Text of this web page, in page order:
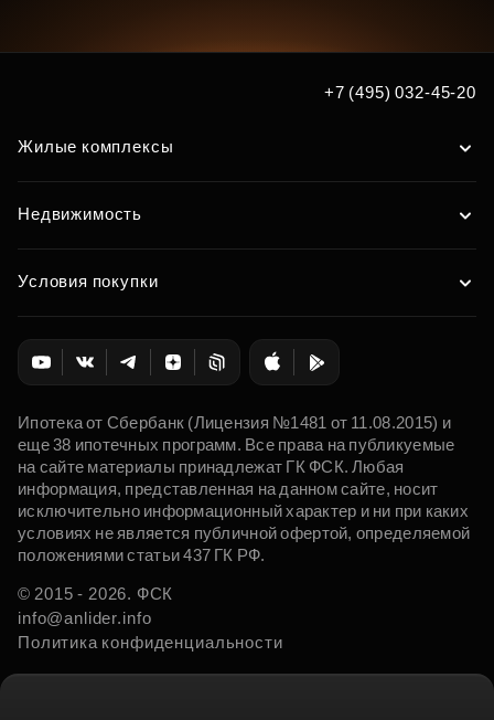
+7 (495) 032-45-20
Жилые комплексы
Недвижимость
Условия покупки
Ипотека от Сбербанк (Лицензия №1481 от 11.08.2015) и
еще 38 ипотечных программ. Все права на публикуемые
на сайте материалы принадлежат ГК ФСК. Любая
информация, представленная на данном сайте, носит
исключительно информационный характер и ни при каких
условиях не является публичной офертой, определяемой
положениями статьи 437 ГК РФ.
© 2015 - 2026. ФСК
info@anlider.info
Политика конфиденциальности